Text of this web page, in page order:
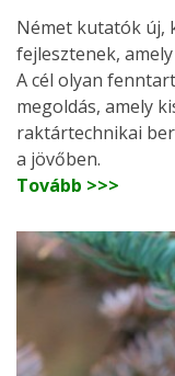
Német kutatók új,
fejlesztenek,
A cél olyan
megoldás, amely
raktártechnikai
a jövőben.
Tovább >>>